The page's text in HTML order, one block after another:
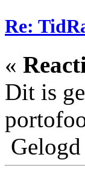
Re:
«
Dit is
Gelogd